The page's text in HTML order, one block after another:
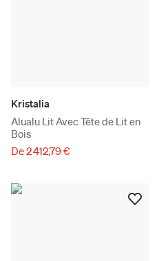
Kristalia
Alualu Lit Avec Tête de Lit en
Bois
De 2 412,79 €